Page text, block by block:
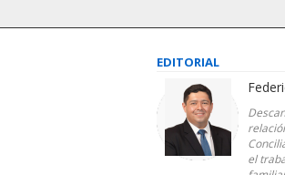
EDITORIAL
el